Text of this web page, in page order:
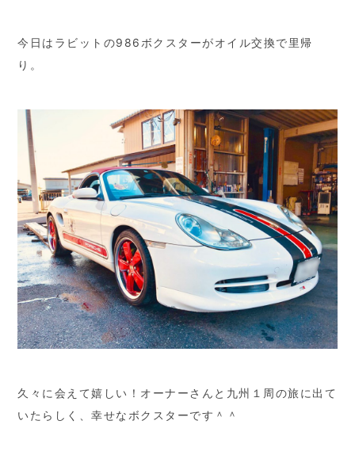
今日はラビットの986ボクスターがオイル交換で里帰
り。
久々に会えて嬉しい！オーナーさんと九州１周の旅に出て
いたらしく、幸せなボクスターです＾＾